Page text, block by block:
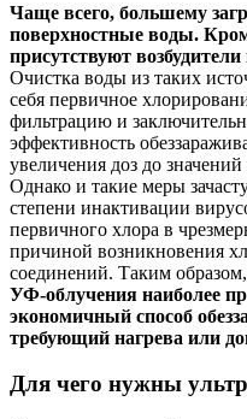
Чаще всего, большему
поверхностные воды.
присутствуют
Очистка воды из таких
себя первичное
фильтрацию и
эффективность
увеличения доз до
Однако и такие меры
степени инактивации
первичного хлора в
причиной возникновения
соединений. Таким образом,
УФ-облучения наиболее
экономичный способ
требующий нагрева или
Для чего нужны